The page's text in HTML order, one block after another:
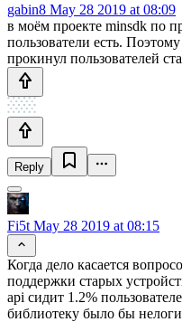
gabin8 May 28 2019 at 08:09
в моём проекте minsdk по
пользователи есть.
прокинул пользователей
Reply
Fi5t May 28 2019 at 08:15
Когда дело касается
поддержки старых
api сидит 1.2%
библиотеку было бы